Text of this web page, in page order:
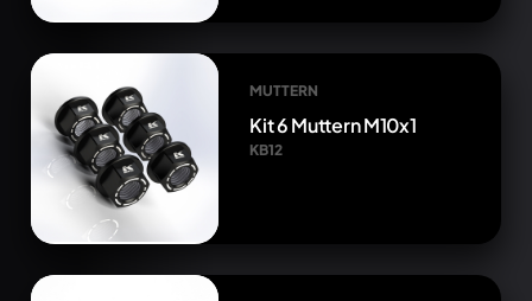
MUTTERN
Kit 6 Muttern M10x1
KB12